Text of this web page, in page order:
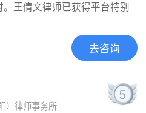
王倩文律师已获得平台特别
去咨询
）律师事务所
5